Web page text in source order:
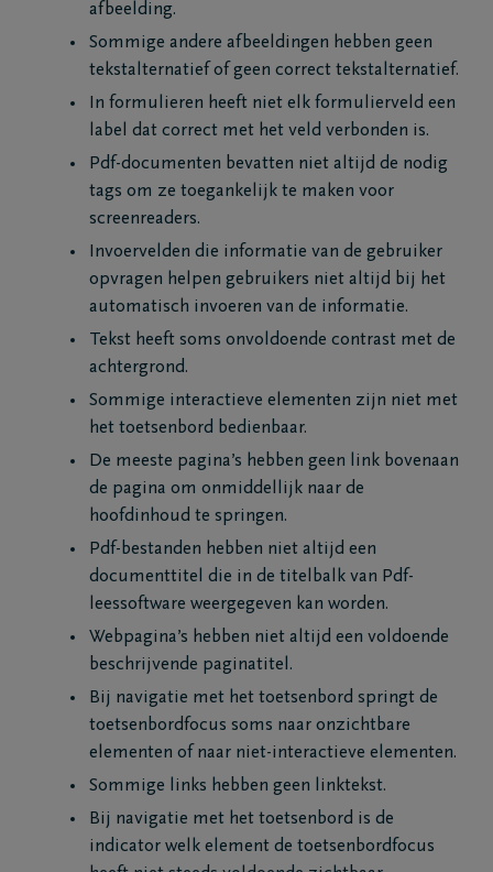
afbeelding.
Sommige andere afbeeldingen hebben geen
tekstalternatief of geen correct tekstalternatief.
In formulieren heeft niet elk formulierveld een
label dat correct met het veld verbonden is.
Pdf-documenten bevatten niet altijd de nodig
tags om ze toegankelijk te maken voor
screenreaders.
Invoervelden die informatie van de gebruiker
opvragen helpen gebruikers niet altijd bij het
automatisch invoeren van de informatie.
Tekst heeft soms onvoldoende contrast met de
achtergrond.
Sommige interactieve elementen zijn niet met
het toetsenbord bedienbaar.
De meeste pagina’s hebben geen link bovenaan
de pagina om onmiddellijk naar de
hoofdinhoud te springen.
Pdf-bestanden hebben niet altijd een
documenttitel die in de titelbalk van Pdf-
leessoftware weergegeven kan worden.
Webpagina’s hebben niet altijd een voldoende
beschrijvende paginatitel.
Bij navigatie met het toetsenbord springt de
toetsenbordfocus soms naar onzichtbare
elementen of naar niet-interactieve elementen.
Sommige links hebben geen linktekst.
Bij navigatie met het toetsenbord is de
indicator welk element de toetsenbordfocus